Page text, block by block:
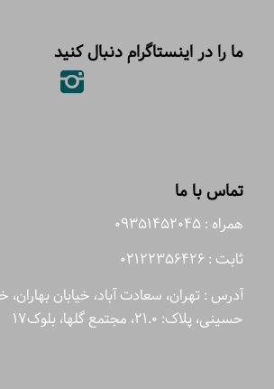
ما را در اینستاگرام دنبال کنید
تماس با ما
همراه : 09351452045
ثابت : 02122356426
آدرس : تهران، سعادت آباد، خیابان بهاران،
حسینی، پلاک: 21.0، مجتمع گلها، بلوک17